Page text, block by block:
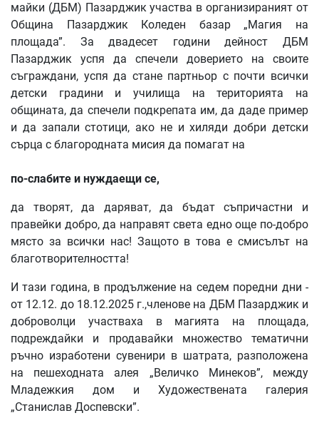
майки (ДБМ) Пазарджик участва в организираният от
Община Пазарджик Коледен базар „Магия на
площада”. За двадесет години дейност ДБМ
Пазарджик успя да спечели доверието на своите
съграждани, успя да стане партньор с почти всички
детски градини и училища на територията на
общината, да спечели подкрепата им, да даде пример
и да запали стотици, ако не и хиляди добри детски
сърца с благородната мисия да помагат на
по-слабите и нуждаещи се,
да творят, да даряват, да бъдат съпричастни и
правейки добро, да направят света едно още по-добро
място за всички нас! Защото в това е смисълът на
благотворителността!
И тази година, в продължение на седем поредни дни -
от 12.12. до 18.12.2025 г.,членове на ДБМ Пазарджик и
доброволци участваха в магията на площада,
подреждайки и продавайки множество тематични
ръчно изработени сувенири в шатрата, разположена
на пешеходната алея „Величко Минеков”, между
Младежкия дом и Художествената галерия
„Станислав Доспевски”.